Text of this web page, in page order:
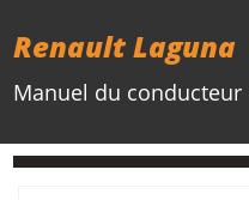
Renault Laguna
Manuel du conducteur